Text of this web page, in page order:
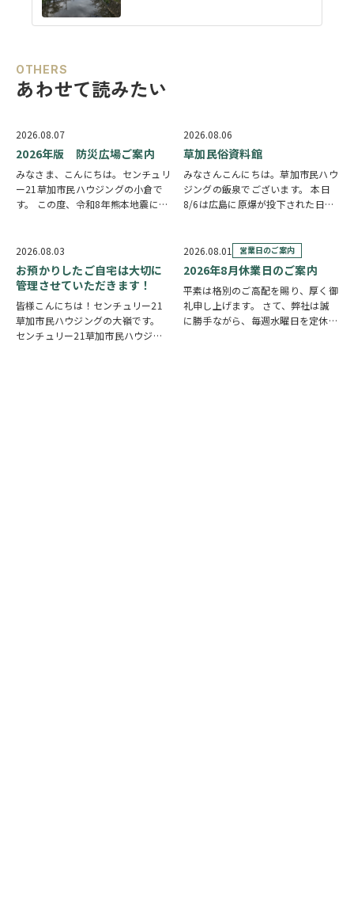
OTHERS
あわせて読みたい
2026.08.07
2026年版 防災広場ご案内
みなさま、こんにちは。センチュリ
ー21草加市民ハウジングの小倉で
す。 この度、令和8年熊本地震によ
多い国です。草加市においても、他
人事ではなく、日頃から少しでも、
防災意識を高め…
2026.08.06
草加民俗資料館
みなさんこんにちは。草加市民ハウ
ジングの飯泉でございます。 本日
8/6は広島に原爆が投下された日に
もあります。 草加でも谷塚町、新
田などで空襲があったと言い伝えが
あります。草加…
2026.08.03
お預かりしたご自宅は大切に
管理させていただきます！
皆様こんにちは！センチュリー21
草加市民ハウジングの大嶺です。
センチュリー21草加市民ハウジン
2026.08.01 営業日のご案内
2026年8月休業日のご案内
平素は格別のご高配を賜り、厚く御
礼申し上げます。 さて、弊社は誠
に勝手ながら、毎週水曜日を定休日